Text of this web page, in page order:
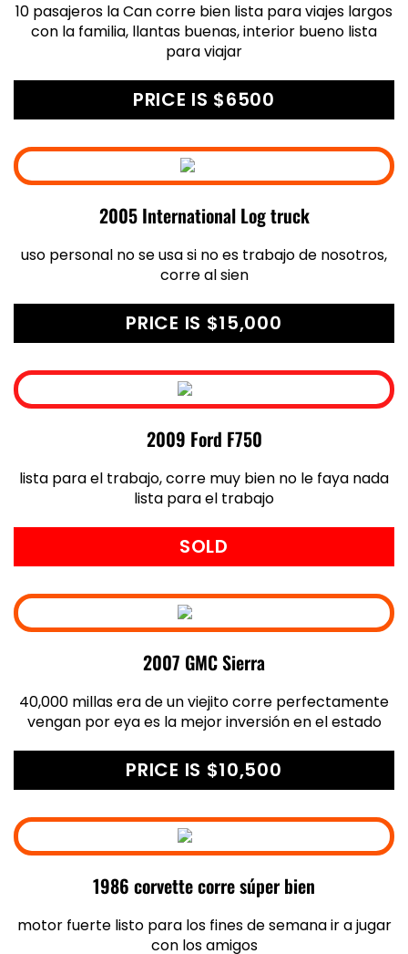
10 pasajeros la Can corre bien lista para viajes largos
con la familia, llantas buenas, interior bueno lista
para viajar
PRICE IS $6500
2005 International Log truck
uso personal no se usa si no es trabajo de nosotros,
corre al sien
PRICE IS $15,000
2009 Ford F750
lista para el trabajo, corre muy bien no le faya nada
lista para el trabajo
SOLD
2007 GMC Sierra
40,000 millas era de un viejito corre perfectamente
vengan por eya es la mejor inversión en el estado
PRICE IS $10,500
1986 corvette corre súper bien
motor fuerte listo para los fines de semana ir a jugar
con los amigos